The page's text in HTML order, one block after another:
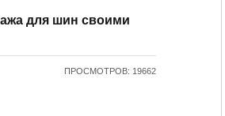
для шин своими
ПРОСМОТРОВ: 19662